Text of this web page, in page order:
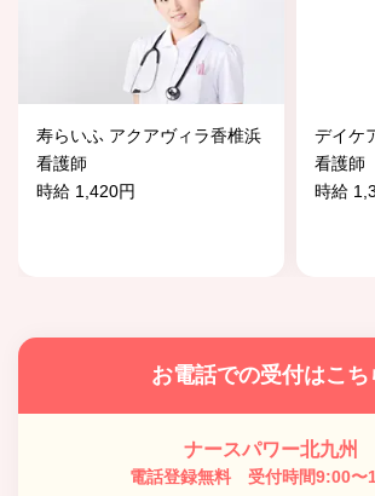
寿らいふ アクアヴィラ香椎浜
看護師
時給 1,420円
デイケ
看護師
時給
お電話での受付はこち
ナースパワー北九州
電話登録無料 受付時間9:00〜